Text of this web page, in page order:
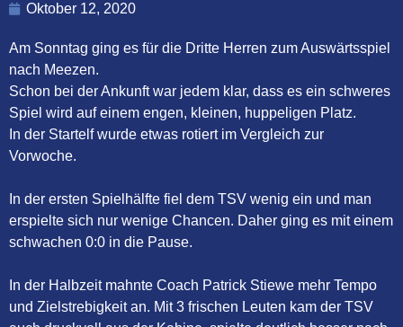
Oktober 12, 2020
Am Sonntag ging es für die Dritte Herren zum Auswärtsspiel
nach Meezen.
Schon bei der Ankunft war jedem klar, dass es ein schweres
Spiel wird auf einem engen, kleinen, huppeligen Platz.
In der Startelf wurde etwas rotiert im Vergleich zur
Vorwoche.
In der ersten Spielhälfte fiel dem TSV wenig ein und man
erspielte sich nur wenige Chancen. Daher ging es mit einem
schwachen 0:0 in die Pause.
In der Halbzeit mahnte Coach Patrick Stiewe mehr Tempo
und Zielstrebigkeit an. Mit 3 frischen Leuten kam der TSV